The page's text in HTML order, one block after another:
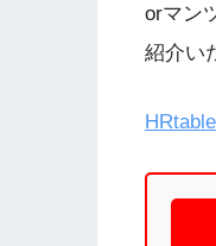
orマン
紹介い